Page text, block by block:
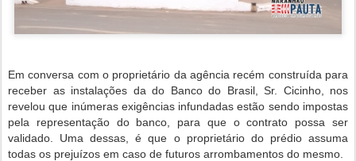
Em conversa com o proprietário da agência recém construída para
receber as instalações da do Banco do Brasil, Sr. Cicinho, nos
revelou que inúmeras exigências infundadas estão sendo impostas
pela representação do banco, para que o contrato possa ser
validado. Uma dessas, é que o proprietário do prédio assuma
todas os prejuízos em caso de futuros arrombamentos do mesmo.